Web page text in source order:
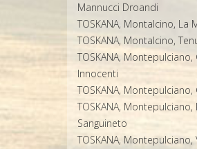
Mannucci Droandi
TOSKANA, Montalcino, La
TOSKANA, Montalcino,
TOSKANA, Montepulciano,
Innocenti
TOSKANA, Montepulciano,
TOSKANA, Montepulciano,
Sanguineto
TOSKANA, Montepulciano,